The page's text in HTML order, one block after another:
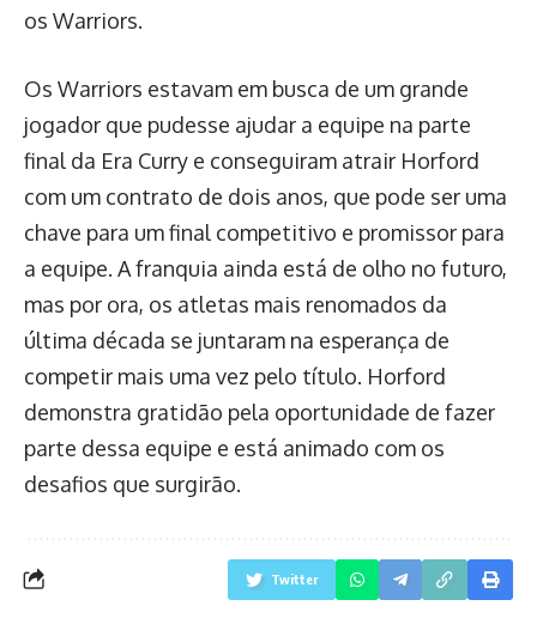
os Warriors.
Os Warriors estavam em busca de um grande
jogador que pudesse ajudar a equipe na parte
final da Era Curry e conseguiram atrair Horford
com um contrato de dois anos, que pode ser uma
chave para um final competitivo e promissor para
a equipe. A franquia ainda está de olho no futuro,
mas por ora, os atletas mais renomados da
última década se juntaram na esperança de
competir mais uma vez pelo título. Horford
demonstra gratidão pela oportunidade de fazer
parte dessa equipe e está animado com os
desafios que surgirão.
Twitter